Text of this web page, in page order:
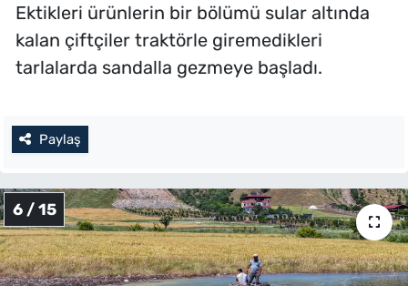
Ektikleri ürünlerin bir bölümü sular altında
kalan çiftçiler traktörle giremedikleri
tarlalarda sandalla gezmeye başladı.
Paylaş
6 / 15